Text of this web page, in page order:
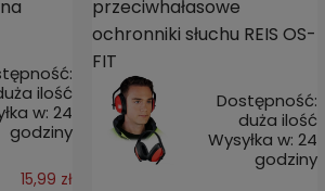
ilość
w: 24
godziny
15,99 zł
przeciwhałasowe
ochronniki słuchu REIS OS-
FIT
Dostępność:
duża ilość
Wysyłka w: 24
godziny